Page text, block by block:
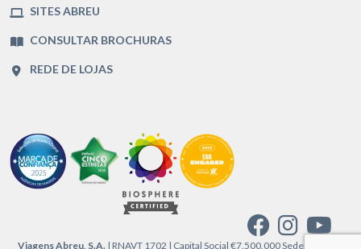
SITES ABREU
CONSULTAR BROCHURAS
REDE DE LOJAS
Viagens Abreu, S.A. | RNAVT 1702 | Capital Social €7.500.000 Sede: Praça